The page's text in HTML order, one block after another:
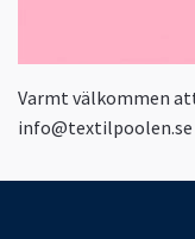
Varmt välkommen
info@textilpoolen.se